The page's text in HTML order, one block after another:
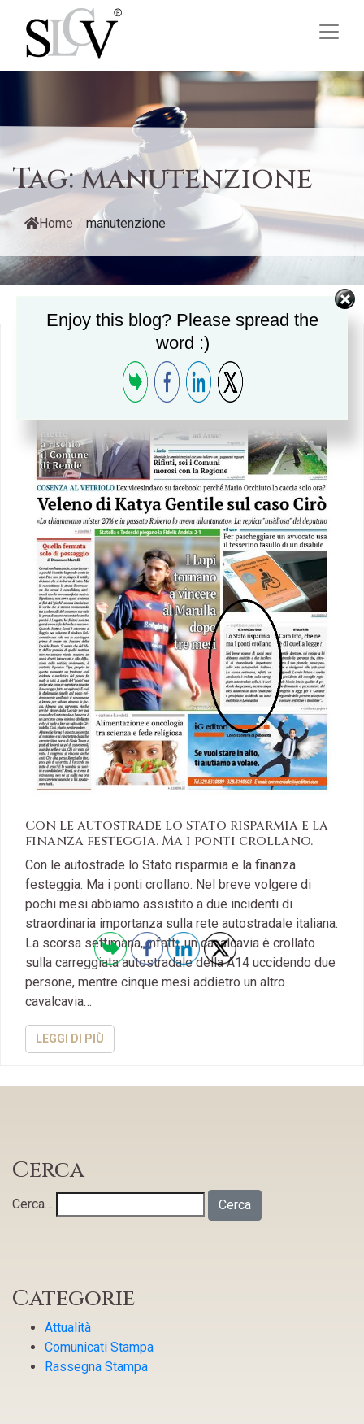
Tag:manutenzione
Home / manutenzione
Con le autostrade lo Stato risparmia e la
finanza festeggia. Ma i ponti crollano.
Con le autostrade lo Stato risparmia e la finanza
festeggia. Ma i ponti crollano. Nel breve volgere di
pochi mesi abbiamo assistito a due incidenti di
straordinaria importanza sulla rete autostradale italiana.
La scorsa settimana, infatti, un cavalcavia è crollato
sulla carreggiata autostradale della A14 uccidendo due
persone, mentre cinque mesi addietro un altro
cavalcavia…
LEGGI DI PIÙ
Cerca
Cerca…
Categorie
Attualità
Comunicati Stampa
Rassegna Stampa
Enjoy this blog? Please spread the
word :)